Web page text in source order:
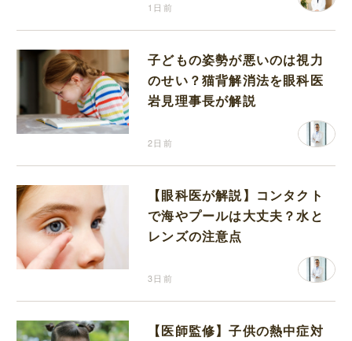
1日前
子どもの姿勢が悪いのは視力
のせい？猫背解消法を眼科医
岩見理事長が解説
2日前
【眼科医が解説】コンタクト
で海やプールは大丈夫？水と
レンズの注意点
3日前
【医師監修】子供の熱中症対